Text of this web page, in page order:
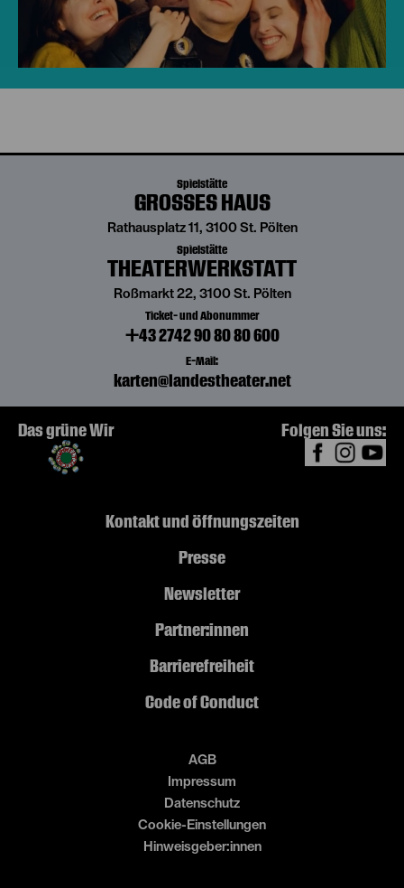
Spielstätte
GROSSES HAUS
Rathausplatz 11, 3100 St. Pölten
Spielstätte
THEATERWERKSTATT
Roßmarkt 22, 3100 St. Pölten
Ticket- und Abonummer
+43 2742 90 80 80 600
E-Mail:
karten@landestheater.net
Das grüne Wir Folgen Sie uns:
Kontakt und Öffnungszeiten
Presse
Newsletter
Partner:innen
Barrierefreiheit
Code of Conduct
AGB
Impressum
Datenschutz
Cookie-Einstellungen
Hinweisgeber:innen